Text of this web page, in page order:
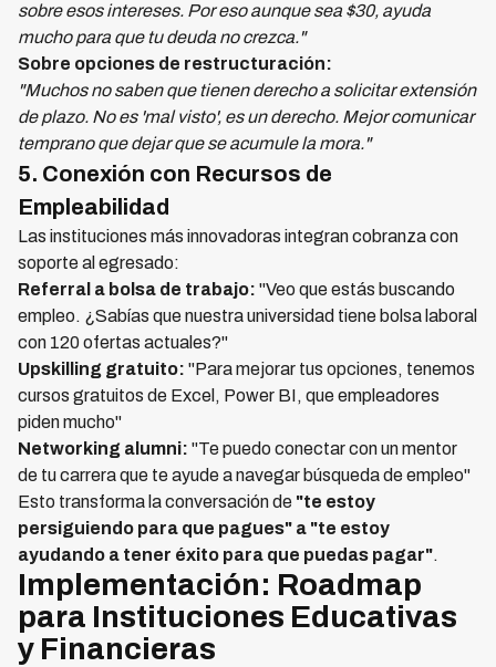
sobre esos intereses. Por eso aunque sea $30, ayuda
mucho para que tu deuda no crezca."
Sobre opciones de restructuración:
"Muchos no saben que tienen derecho a solicitar extensión
de plazo. No es 'mal visto', es un derecho. Mejor comunicar
temprano que dejar que se acumule la mora."
5. Conexión con Recursos de
Empleabilidad
Las instituciones más innovadoras integran cobranza con
soporte al egresado:
Referral a bolsa de trabajo: "Veo que estás buscando
empleo. ¿Sabías que nuestra universidad tiene bolsa laboral
con 120 ofertas actuales?"
Upskilling gratuito: "Para mejorar tus opciones, tenemos
cursos gratuitos de Excel, Power BI, que empleadores
piden mucho"
Networking alumni: "Te puedo conectar con un mentor
de tu carrera que te ayude a navegar búsqueda de empleo"
Esto transforma la conversación de "te estoy
persiguiendo para que pagues" a "te estoy
ayudando a tener éxito para que puedas pagar".
Implementación: Roadmap
para Instituciones Educativas
y Financieras